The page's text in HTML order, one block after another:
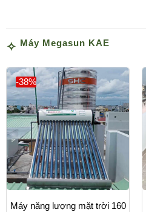
Máy Megasun KAE
-38%
Máy năng lượng mặt trời 160